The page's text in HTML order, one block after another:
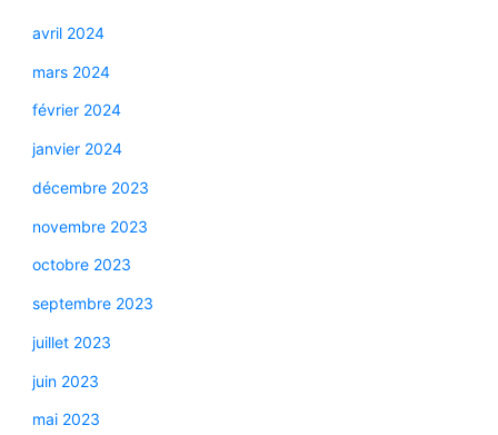
avril 2024
mars 2024
février 2024
janvier 2024
décembre 2023
novembre 2023
octobre 2023
septembre 2023
juillet 2023
juin 2023
mai 2023